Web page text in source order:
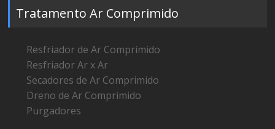
Tratamento Ar Comprimido
Resfriador de Ar Comprimido
Resfriador Ar x Ar
Secadores de Ar Comprimido
Dreno de Ar Comprimido
Purgadores